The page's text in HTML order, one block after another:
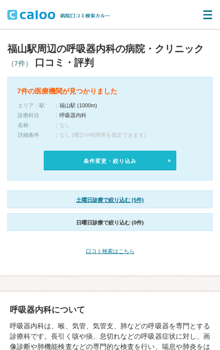
福山駅周辺の呼吸器内科の病院・クリニック
（7件） 口コミ・評判
7件の医療機関が見つかりました
エリア・駅
福山駅 (1000m)
診療科目
呼吸器内科
名称
なし
詳細条件
なし (曜日や時間帯を指定できます)
条件変更・絞り込み
土曜日診療で絞り込む (5件)
日曜日診療で絞り込む (0件)
口コミ検索はこちら
呼吸器内科について
呼吸器内科は、喉、気管、気管支、肺などの呼吸器を専門とする
診療科です。長引く咳や痰、息切れなどの呼吸器症状に対し、画
像診断や肺機能検査などの専門的な検査を行い、喘息や肺炎をは